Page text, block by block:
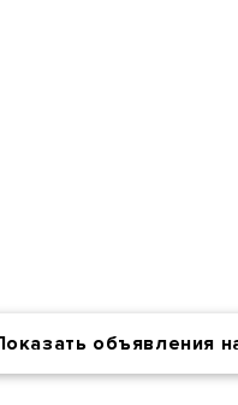
объявления